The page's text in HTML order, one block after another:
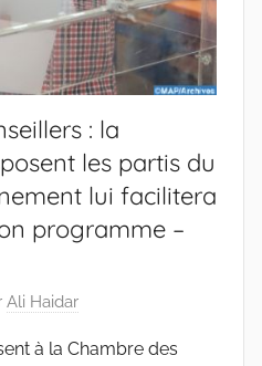
: la
les partis du
lui facilitera
programme –
Ali Haidar
à la Chambre des